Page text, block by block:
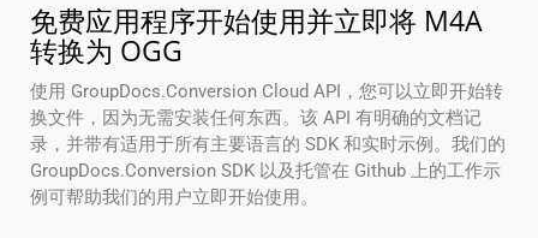
免费应用程序开始使用并立即将 M4A
转换为 OGG
使用 GroupDocs.Conversion Cloud API，您可以立即开始转
换文件，因为无需安装任何东西。该 API 有明确的文档记
录，并带有适用于所有主要语言的 SDK 和实时示例。我们的
GroupDocs.Conversion SDK 以及托管在 Github 上的工作示
例可帮助我们的用户立即开始使用。